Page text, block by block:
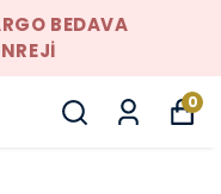
BEDAVA
0